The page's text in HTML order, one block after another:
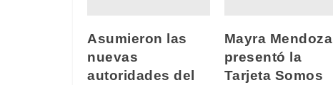
Asumieron las
nuevas
autoridades del
Mayra Mendoza
presentó la
Tarjeta Somos